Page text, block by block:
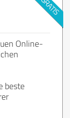
Online-
beste